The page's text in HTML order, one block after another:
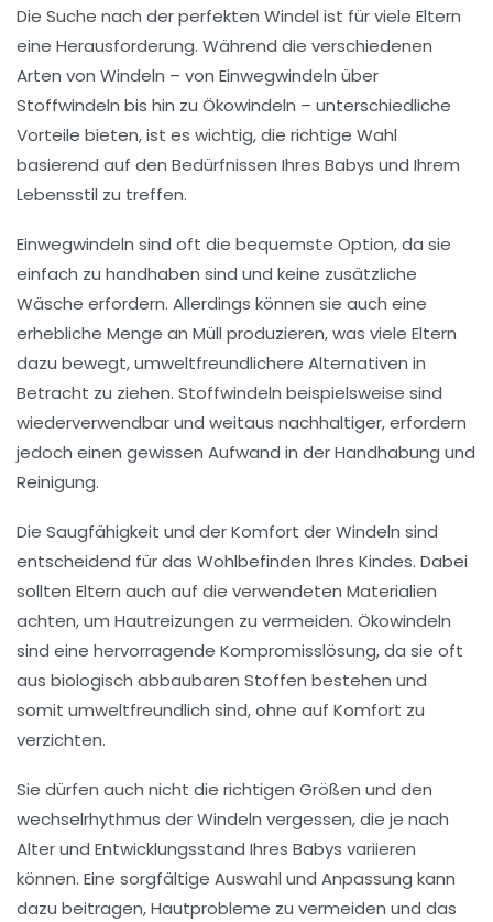
Die Suche nach der perfekten Windel ist für viele Eltern
eine Herausforderung. Während die verschiedenen
Arten von Windeln – von Einwegwindeln über
Stoffwindeln bis hin zu Ökowindeln – unterschiedliche
Vorteile bieten, ist es wichtig, die richtige Wahl
basierend auf den Bedürfnissen Ihres Babys und Ihrem
Lebensstil zu treffen.
Einwegwindeln sind oft die bequemste Option, da sie
einfach zu handhaben sind und keine zusätzliche
Wäsche erfordern. Allerdings können sie auch eine
erhebliche Menge an Müll produzieren, was viele Eltern
dazu bewegt, umweltfreundlichere Alternativen in
Betracht zu ziehen. Stoffwindeln beispielsweise sind
wiederverwendbar und weitaus nachhaltiger, erfordern
jedoch einen gewissen Aufwand in der Handhabung und
Reinigung.
Die Saugfähigkeit und derKomfort der Windeln sind
entscheidend für das Wohlbefinden Ihres Kindes. Dabei
sollten Eltern auch auf die verwendeten Materialien
achten, um Hautreizungen zu vermeiden. Ökowindeln
sind eine hervorragende Kompromisslösung, da sie oft
aus biologisch abbaubaren Stoffen bestehen und
somit umweltfreundlich sind, ohne auf Komfort zu
verzichten.
Sie dürfen auch nicht die richtigen Größen und den
wechselrhythmus der Windeln vergessen, die je nach
Alter und Entwicklungsstand Ihres Babys variieren
können. Eine sorgfältige Auswahl und Anpassung kann
dazu beitragen, Hautprobleme zu vermeiden und das